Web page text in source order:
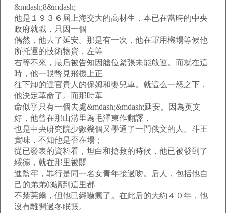
&mdash;8&mdash;
他是１９３６屆上海交大的高材生，本已在當時的中央
政府就職，只因一個
偶然，他去了延安。那是有一次，他在軍用機場等候他
所托運的技術物資，左等
右等不來，最后被告知因艙位緊張未能啟運。而就在這
時，他一眼瞥見飛機上正
往下卸的達官貴人的保姆和嬰兒車。就這么一怒之下，
他決定革命了。而那時革
命似乎只有一個去處&mdash;&mdash;延安。因為英文
好，他曾在那山溝里為毛澤東作翻譯，
也是中央研究院少數幾個又學通了一門俄文的人。斗王
實味，不知他是否在場；
從已發表的資料看，坦白和搶救的時候，他已被發到了
綏德，就在那里被關
進監牢，罪行是同一名女青年接過吻。后人，包括他自
己的弟弟⒀讀到這里都
不禁莞爾，但他已經嚇瘋了。在此后的大約４０年，他
沒有離開過冬眠靈。